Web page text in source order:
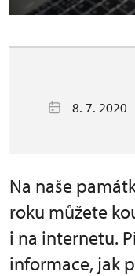
8. 7. 2020
Na naše
roku můžete
i na internetu.
informace, jak